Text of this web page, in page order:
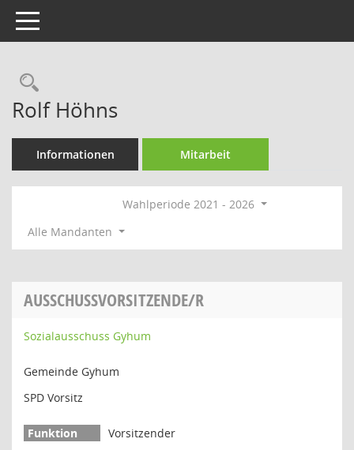
Toggle navigation
Rechercheauswahl
Rolf Höhns
Informationen Mitarbeit
Wahlperiode 2021 - 2026
Alle Mandanten
AUSSCHUSSVORSITZENDE/R
Sozialausschuss Gyhum
Gemeinde Gyhum
SPD Vorsitz
Vorsitzender